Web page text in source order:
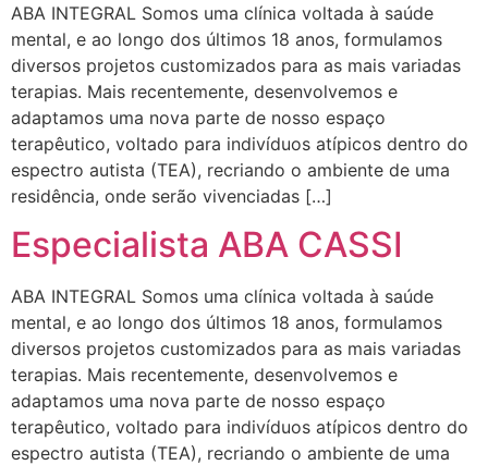
ABA INTEGRAL Somos uma clínica voltada à saúde
mental, e ao longo dos últimos 18 anos, formulamos
diversos projetos customizados para as mais variadas
terapias. Mais recentemente, desenvolvemos e
adaptamos uma nova parte de nosso espaço
terapêutico, voltado para indivíduos atípicos dentro do
espectro autista (TEA), recriando o ambiente de uma
residência, onde serão vivenciadas […]
Especialista ABA CASSI
ABA INTEGRAL Somos uma clínica voltada à saúde
mental, e ao longo dos últimos 18 anos, formulamos
diversos projetos customizados para as mais variadas
terapias. Mais recentemente, desenvolvemos e
adaptamos uma nova parte de nosso espaço
terapêutico, voltado para indivíduos atípicos dentro do
espectro autista (TEA), recriando o ambiente de uma